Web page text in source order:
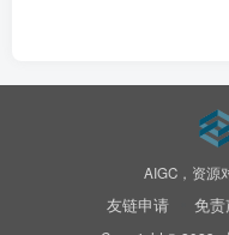
AIGC，资源
友链申请 免责